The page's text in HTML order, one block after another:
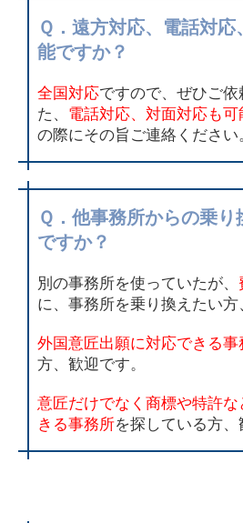
Ｑ．遠方対応、電話対
能ですか？
全国対応ですので、ぜひご依
た、 電話対応、対面対応も可
の際にその旨ご連絡ください
Ｑ．他事務所からの乗
ですか？
別の事務所を使っていたが、
に、事務所を乗り換えたい方
外国意匠出願に対応できる事
方、歓迎です。
意匠だけでなく商標や特許
きる事務所を探している方、